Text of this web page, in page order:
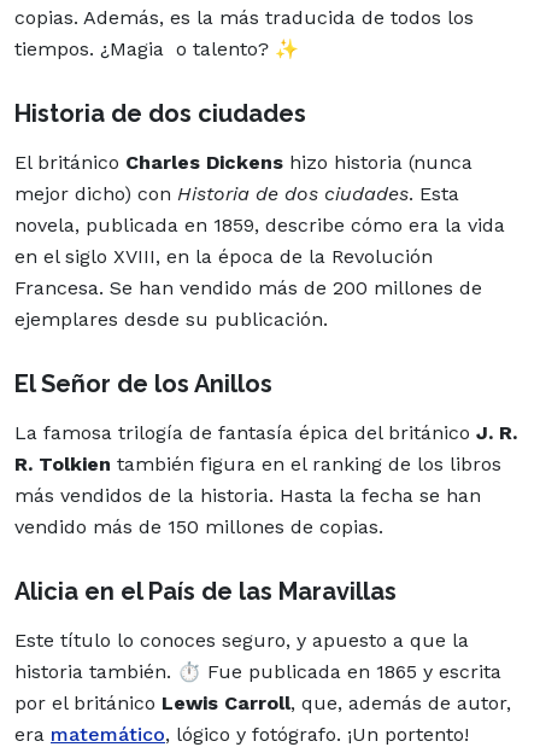
copias. Además, es la más traducida de todos los
tiempos. ¿Magia o talento? ✨
Historia de dos ciudades
El británico Charles Dickens hizo historia (nunca
mejor dicho) con Historia de dos ciudades. Esta
novela, publicada en 1859, describe cómo era la vida
en el siglo XVIII, en la época de la Revolución
Francesa. Se han vendido más de 200 millones de
ejemplares desde su publicación.
El Señor de los Anillos
La famosa trilogía de fantasía épica del británico J. R.
R. Tolkien también figura en el ranking de los libros
más vendidos de la historia. Hasta la fecha se han
vendido más de 150 millones de copias.
Alicia en el País de las Maravillas
Este título lo conoces seguro, y apuesto a que la
historia también. ⏱️ Fue publicada en 1865 y escrita
por el británico Lewis Carroll, que, además de autor,
era matemático, lógico y fotógrafo. ¡Un portento!